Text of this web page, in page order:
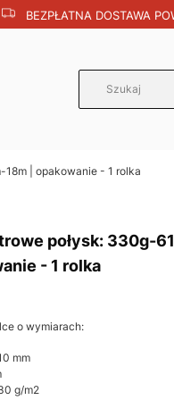
BEZPŁATNA DOSTAWA
18m | opakowanie - 1 rolka
połysk: 330g-
- 1 rolka
o wymiarach:
mm
g/m2